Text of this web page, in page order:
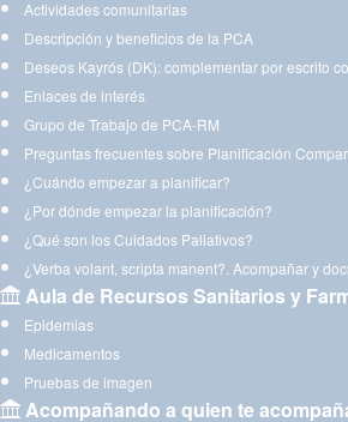
Actividades comunitarias
Descripción y beneficios de la PCA
Deseos Kayrós (DK): complementar por escrito
Enlaces de interés
Grupo de Trabajo de PCA-RM
Preguntas frecuentes sobre Planificación
¿Cuándo empezar a planificar?
¿Por dónde empezar la planificación?
¿Qué son los Cuidados Paliativos?
¿Verba volant, scripta manent?. Acompañar y
Aula de Recursos Sanitarios y
Epidemias
Medicamentos
Pruebas de imagen
Acompañando a quien te